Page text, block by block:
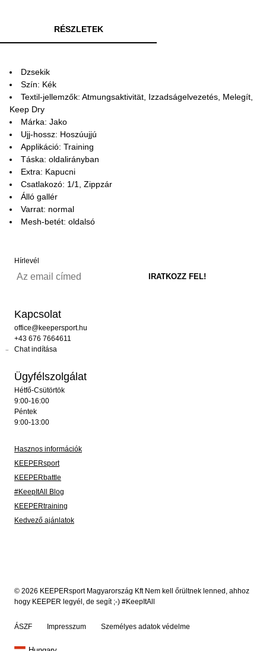
RÉSZLETEK
Dzsekik
Szín: Kék
Textil-jellemzők: Atmungsaktivität, Izzadságelvezetés, Melegít,
Keep Dry
Márka: Jako
Ujj-hossz: Hoszúujjú
Applikáció: Training
Táska: oldalirányban
Extra: Kapucni
Csatlakozó: 1/1, Zippzár
Álló gallér
Varrat: normal
Mesh-betét: oldalsó
Hírlevél
Kapcsolat
office@keepersport.hu
+43 676 7664611
Chat indítása
Ügyfélszolgálat
Hétfő-Csütörtök
9:00-16:00
Péntek
9:00-13:00
Hasznos információk
KEEPERsport
KEEPERbattle
#KeepItAll Blog
KEEPERtraining
Kedvező ajánlatok
© 2026 KEEPERsport Magyarország Kft Nem kell őrültnek lenned, ahhoz
hogy KEEPER legyél, de segít ;-) #KeepItAll
ÁSZF Impresszum Személyes adatok védelme